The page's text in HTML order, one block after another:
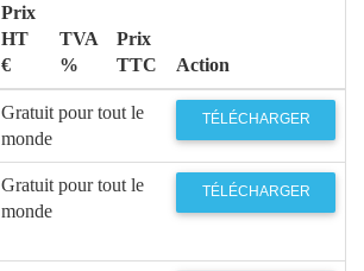
Prix
HT
€
TVA
%
Prix
TTC
Action
Gratuit pour tout le
monde
TÉLÉCHARGER
Gratuit pour tout le
monde
TÉLÉCHARGER